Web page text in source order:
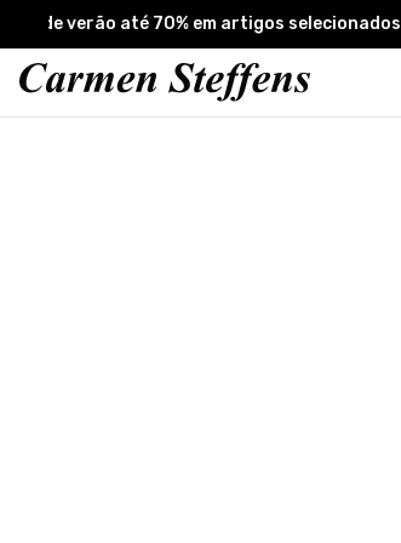
Carmen Steffens
de verão até 70% em artigos selecionados•